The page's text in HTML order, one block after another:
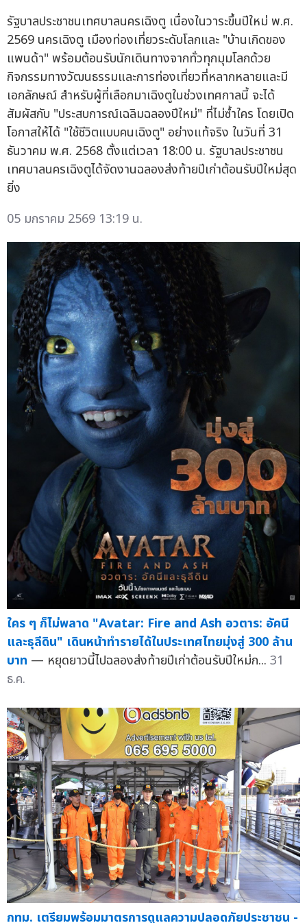
รัฐบาลประชาชนเทศบาลนครเฉิงตู เนื่องในวาระขึ้นปีใหม่ พ.ศ.
2569 นครเฉิงตู เมืองท่องเที่ยวระดับโลกและ "บ้านเกิดของ
แพนด้า" พร้อมต้อนรับนักเดินทางจากทั่วทุกมุมโลกด้วย
กิจกรรมทางวัฒนธรรมและการท่องเที่ยวที่หลากหลายและมี
เอกลักษณ์ สำหรับผู้ที่เลือกมาเฉิงตูในช่วงเทศกาลนี้ จะได้
สัมผัสกับ "ประสบการณ์เฉลิมฉลองปีใหม่" ที่ไม่ซ้ำใคร โดยเปิด
โอกาสให้ได้ "ใช้ชีวิตแบบคนเฉิงตู" อย่างแท้จริง ในวันที่ 31
ธันวาคม พ.ศ. 2568 ตั้งแต่เวลา 18:00 น. รัฐบาลประชาชน
เทศบาลนครเฉิงตูได้จัดงานฉลองส่งท้ายปีเก่าต้อนรับปีใหม่สุด
ยิ่ง
05 มกราคม 2569 13:19 น.
ใคร ๆ ก็ไม่พลาด "Avatar: Fire and Ash อวตาร: อัคนี
และธุลีดิน" เดินหน้าทำรายได้ในประเทศไทยมุ่งสู่ 300 ล้าน
บาท — หยุดยาวนี้ไปฉลองส่งท้ายปีเก่าต้อนรับปีใหม่ก... 31
ธ.ค.
กทม. เตรียมพร้อมมาตรการดูแลความปลอดภัยประชาชน -